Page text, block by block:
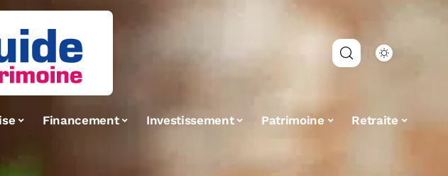
Financement Investissement Patrimoine Retraite